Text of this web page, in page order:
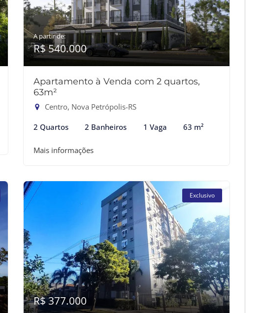
A partir de:
R$ 540.000
Apartamento à Venda com 2 quartos,
63m²
Centro, Nova Petrópolis-RS
2 Quartos 2 Banheiros 1 Vaga 63 m²
Mais informações
Exclusivo
R$ 377.000